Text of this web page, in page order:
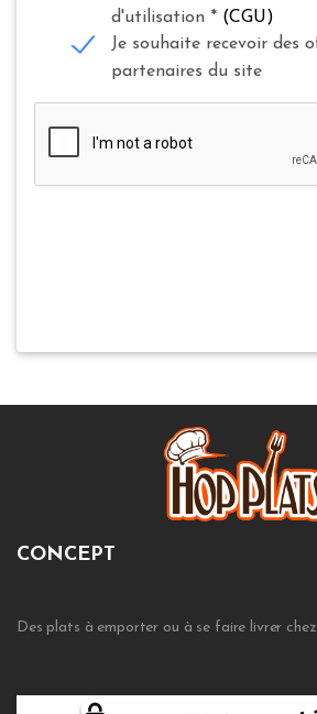
d'utilisation * (CGU)
Je souhaite recevoir des
partenaires du site
CONCEPT
Des plats à emporter ou à se faire livrer